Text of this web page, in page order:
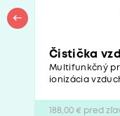
Čistička
Multifunkčný
ionizácia
188,00 € pred